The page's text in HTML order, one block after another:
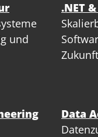
und
.NET
Data